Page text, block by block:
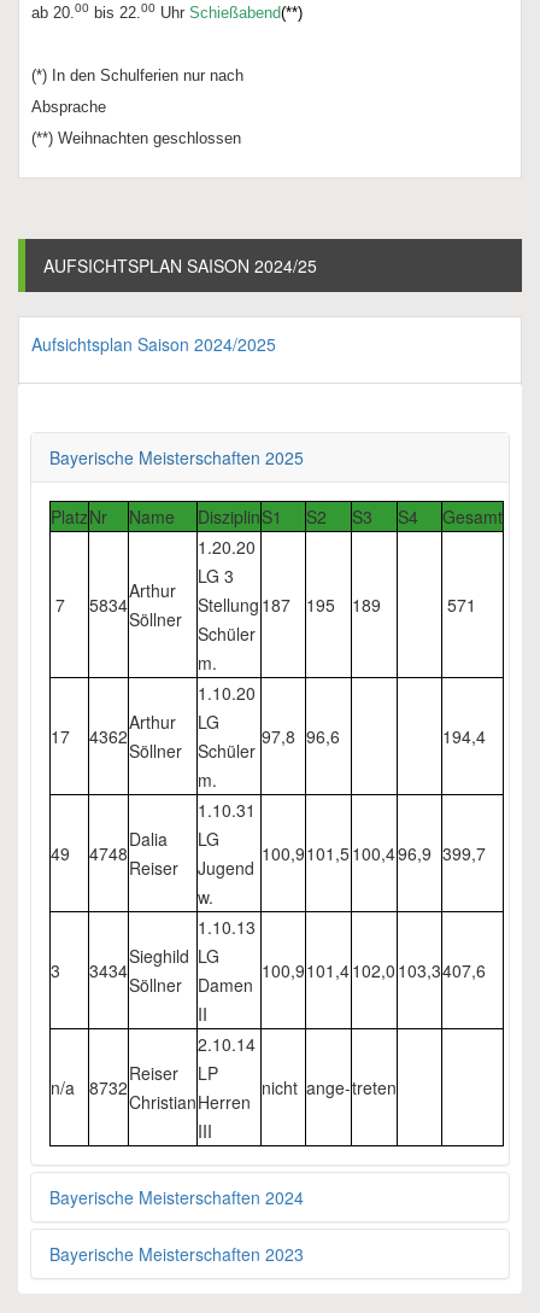
ab 20.00 bis 22.00 Uhr Schießabend(**)
(*) In den Schulferien nur nach
Absprache
(**) Weihnachten geschlossen
AUFSICHTSPLAN SAISON 2024/25
Aufsichtsplan Saison 2024/2025
Bayerische Meisterschaften 2025
PlatzNr Name DisziplinS1 S2 S3 S4 Gesamt
7 5834
Arthur
Söllner
1.20.20
LG 3
Stellung
Schüler
m.
187 195 189 571
17 4362
Arthur
Söllner
1.10.20
LG
Schüler
m.
97,8 96,6 194,4
49 4748
Dalia
Reiser
1.10.31
LG
Jugend
w.
100,9101,5100,496,9 399,7
3 3434
Sieghild
Söllner
1.10.13
LG
Damen
II
100,9101,4102,0 103,3407,6
n/a 8732
Reiser
Christian
2.10.14
LP
Herren
III
nicht ange-treten
Bayerische Meisterschaften 2024
PlatzNr Name Disziplin S1
LG
Bayerische Meisterschaften 2023